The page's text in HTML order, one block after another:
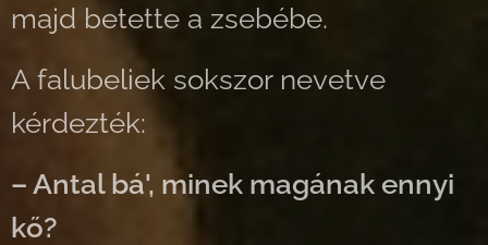
majd betette a zsebébe.
A falubeliek sokszor nevetve
kérdezték:
– Antal bá', minek magának ennyi
kő?